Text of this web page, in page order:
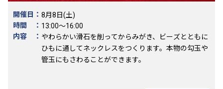
開催日： 8月8日(土)
時間 ： 13:00～16:00
内容 ： やわらかい滑石を削ってからみがき、ビーズとともに
ひもに通してネックレスをつくります。本物の勾玉や
管玉にもさわることができます。